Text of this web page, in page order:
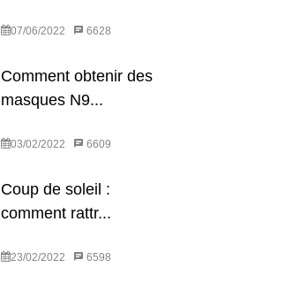
07/06/2022 6628
Comment obtenir des
masques N9...
03/02/2022 6609
Coup de soleil :
comment rattr...
23/02/2022 6598